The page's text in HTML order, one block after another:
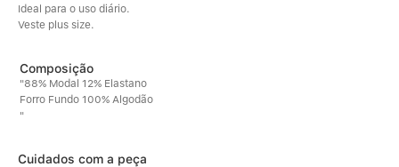
Ideal para o uso diário.
Veste plus size.
"88% Modal 12% Elastano
Forro Fundo 100% Algodão
"
Cuidados com a peça